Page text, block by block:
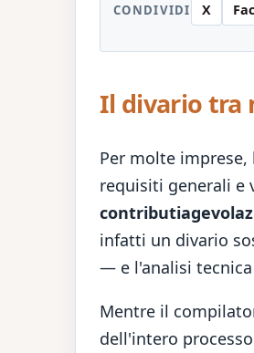
CONDIVIDI X
Il divario tra
Per molte
requisiti generali e
infatti un divario
— e l'analisi
Mentre il
dell'intero